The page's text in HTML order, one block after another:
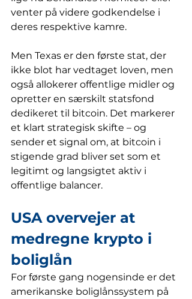
venter på videre godkendelse i
deres respektive kamre.
Men Texas er den første stat, der
ikke blot har vedtaget loven, men
også allokerer offentlige midler og
opretter en særskilt statsfond
dedikeret til bitcoin. Det markerer
et klart strategisk skifte – og
sender et signal om, at bitcoin i
stigende grad bliver set som et
legitimt og langsigtet aktiv i
offentlige balancer.
USA overvejer at
medregne krypto i
boliglån
For første gang nogensinde er det
amerikanske boliglånssystem på